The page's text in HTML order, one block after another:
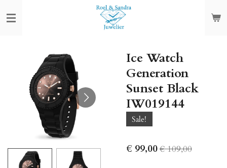
direct
hoofdinhoud
Ice Watch
Generation
Sunset Black
IW019144
Sale!
€ 99,00€ 109,00